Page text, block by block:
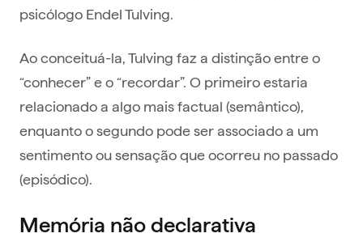
psicólogo Endel Tulving.
Ao conceituá-la, Tulving faz a distinção entre o
“conhecer” e o “recordar”. O primeiro estaria
relacionado a algo mais factual (semântico),
enquanto o segundo pode ser associado a um
sentimento ou sensação que ocorreu no passado
(episódico).
Memória não declarativa